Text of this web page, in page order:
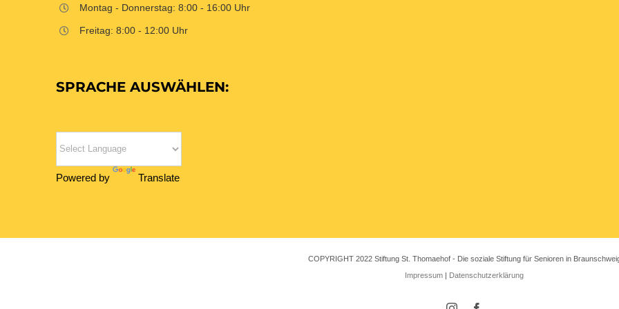
Montag - Donnerstag: 8:00 - 16:00 Uhr
Freitag: 8:00 - 12:00 Uhr
SPRACHE AUSWÄHLEN:
Powered by Translate
COPYRIGHT 2022 Stiftung St. Thomaehof - Die soziale Stiftung für Senioren in
Impressum | Datenschutzerklärung